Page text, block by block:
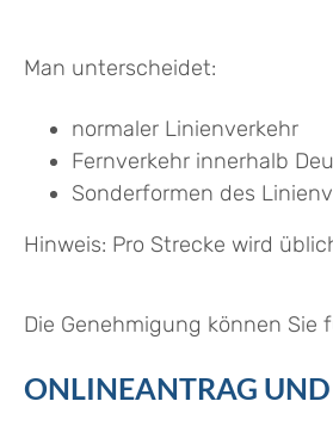
Man unterscheidet:
normaler Linienverkehr
Fernverkehr innerhalb
Sonderformen des
Hinweis: Pro Strecke wird
Die Genehmigung können
ONLINEANTRAG